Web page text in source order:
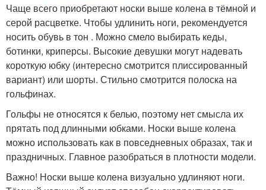
Чаще всего приобретают носки выше колена в тёмной и
серой расцветке. Чтобы удлинить ноги, рекомендуется
носить обувь в тон . Можно смело выбирать кеды,
ботинки, криперсы. Высокие девушки могут надевать
короткую юбку (интересно смотрится плиссированный
вариант) или шорты. Стильно смотрится полоска на
гольфинах.
Гольфы не относятся к белью, поэтому нет смысла их
прятать под длинными юбками. Носки выше колена
можно использовать как в повседневных образах, так и
праздничных. Главное разобраться в плотности модели.
Важно! Носки выше колена визуально удлиняют ноги.